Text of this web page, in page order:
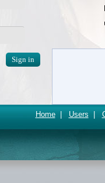
Home| Users